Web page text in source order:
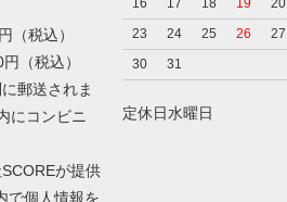
（税込）
（税込）
郵送されま
にコンビニ
が提供
で個人情報を
16
17 18 19 20
23
24 25 26 27
30
31
定休日水曜日